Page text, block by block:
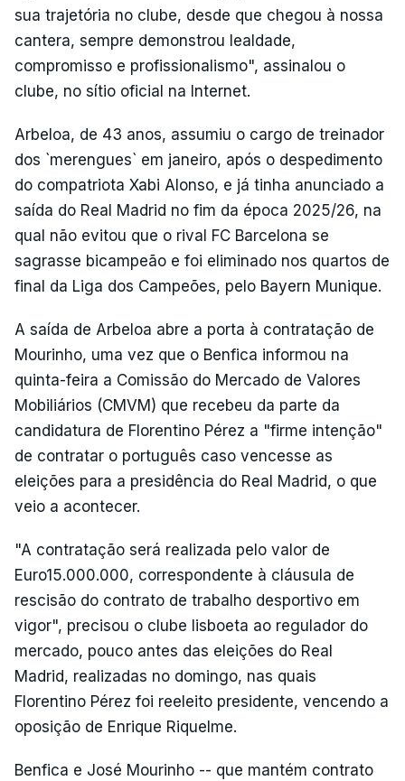
sua trajetória no clube, desde que chegou à nossa
cantera, sempre demonstrou lealdade,
compromisso e profissionalismo", assinalou o
clube, no sítio oficial na Internet.
Arbeloa, de 43 anos, assumiu o cargo de treinador
dos `merengues` em janeiro, após o despedimento
do compatriota Xabi Alonso, e já tinha anunciado a
saída do Real Madrid no fim da época 2025/26, na
qual não evitou que o rival FC Barcelona se
sagrasse bicampeão e foi eliminado nos quartos de
final da Liga dos Campeões, pelo Bayern Munique.
A saída de Arbeloa abre a porta à contratação de
Mourinho, uma vez que o Benfica informou na
quinta-feira a Comissão do Mercado de Valores
Mobiliários (CMVM) que recebeu da parte da
candidatura de Florentino Pérez a "firme intenção"
de contratar o português caso vencesse as
eleições para a presidência do Real Madrid, o que
veio a acontecer.
"A contratação será realizada pelo valor de
Euro15.000.000, correspondente à cláusula de
rescisão do contrato de trabalho desportivo em
vigor", precisou o clube lisboeta ao regulador do
mercado, pouco antes das eleições do Real
Madrid, realizadas no domingo, nas quais
Florentino Pérez foi reeleito presidente, vencendo a
oposição de Enrique Riquelme.
Benfica e José Mourinho -- que mantém contrato